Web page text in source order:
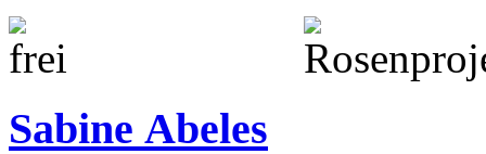
Sabine Abeles